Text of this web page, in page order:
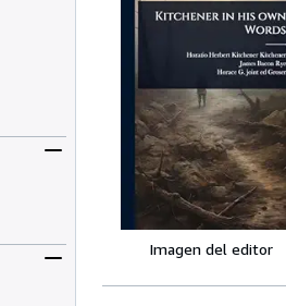
Imagen del editor